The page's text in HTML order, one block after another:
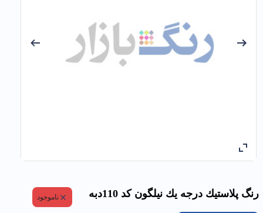
رنگ پلاستيك درجه يك نیلگون کد 110دبه ناموجود